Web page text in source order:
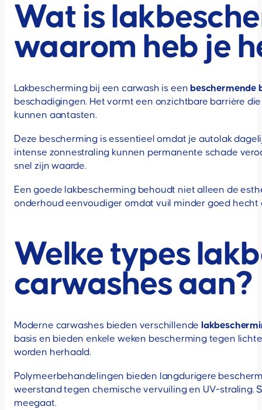
Wat is
waarom heb je
Lakbescherming bij een carwash is eenbeschermende
beschadigingen. Het vormt een onzichtbare barrière
kunnen aantasten.
Deze bescherming is essentieel omdat je autolak
intense zonnestraling kunnen permanente schade
snel zijn waarde.
Een goede lakbescherming behoudt niet alleen de
onderhoud eenvoudiger omdat vuil minder goed
Welke types
carwashes aan?
Moderne carwashes bieden verschillende
basis en bieden enkele weken bescherming tegen
worden herhaald.
Polymeerbehandelingen bieden langdurigere
weerstand tegen chemische vervuiling en UV-straling.
meegaat.